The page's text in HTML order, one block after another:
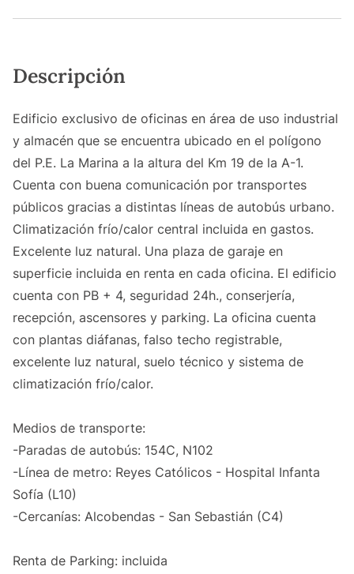
Descripción
Edificio exclusivo de oficinas en área de uso industrial
y almacén que se encuentra ubicado en el polígono
del P.E. La Marina a la altura del Km 19 de la A-1.
Cuenta con buena comunicación por transportes
públicos gracias a distintas líneas de autobús urbano.
Climatización frío/calor central incluida en gastos.
Excelente luz natural. Una plaza de garaje en
superficie incluida en renta en cada oficina. El edificio
cuenta con PB + 4, seguridad 24h., conserjería,
recepción, ascensores y parking. La oficina cuenta
con plantas diáfanas, falso techo registrable,
excelente luz natural, suelo técnico y sistema de
climatización frío/calor.
Medios de transporte:
-Paradas de autobús: 154C, N102
-Línea de metro: Reyes Católicos - Hospital Infanta
Sofía (L10)
-Cercanías: Alcobendas - San Sebastián (C4)
Renta de Parking: incluida